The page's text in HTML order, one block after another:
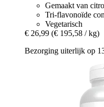
Gemaakt van
Tri-flavonoïde
Vegetarisch
€ 26,99 (€ 195,58 / kg)
Bezorging uiterlijk op